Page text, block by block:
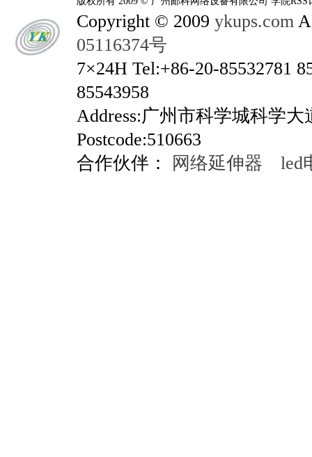
Copyright © 2009 ykups.com
05116374号
7×24H Tel:+86-20-85532781
85543958
Address:广州市科学城科学
Postcode:510663
合作伙伴：
网络延伸器 led